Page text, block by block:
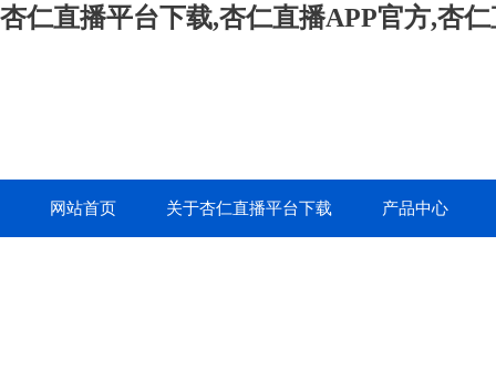
杏仁直播平台下载,杏仁直播APP官方,杏
网站首页 关于杏仁直播平台下载 产品中心